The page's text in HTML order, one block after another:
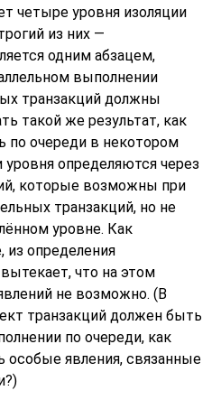
четыре уровня изоляции
из них —
одним абзацем,
выполнении
транзакций должны
такой же результат, как
по очереди в некотором
определяются через
которые возможны при
транзакций, но не
уровне. Как
из определения
что на этом
не возможно. (В
транзакций должен быть
по очереди, как
явления, связанные